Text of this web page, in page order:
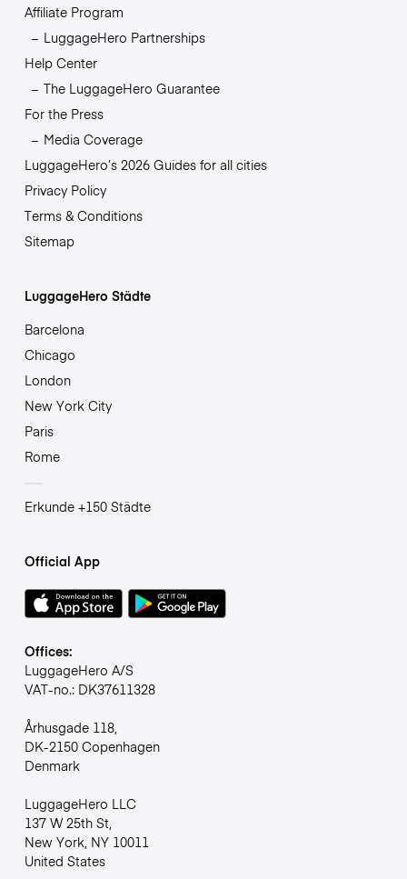
Affiliate Program
LuggageHero Partnerships
Help Center
The LuggageHero Guarantee
For the Press
Media Coverage
LuggageHero’s 2026 Guides for all cities
Privacy Policy
Terms & Conditions
Sitemap
LuggageHero Städte
Barcelona
Chicago
London
New York City
Paris
Rome
Erkunde +150 Städte
Official App
Offices:
LuggageHero A/S
VAT-no.: DK37611328
Århusgade 118,
DK-2150 Copenhagen
Denmark
LuggageHero LLC
137 W 25th St,
New York, NY 10011
United States